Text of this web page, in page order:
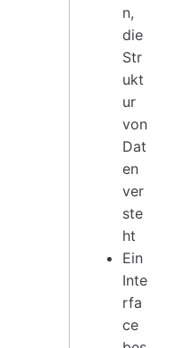
n,
die
Str
ukt
ur
von
Dat
en
ver
ste
ht
Ein
Inte
rfa
ce